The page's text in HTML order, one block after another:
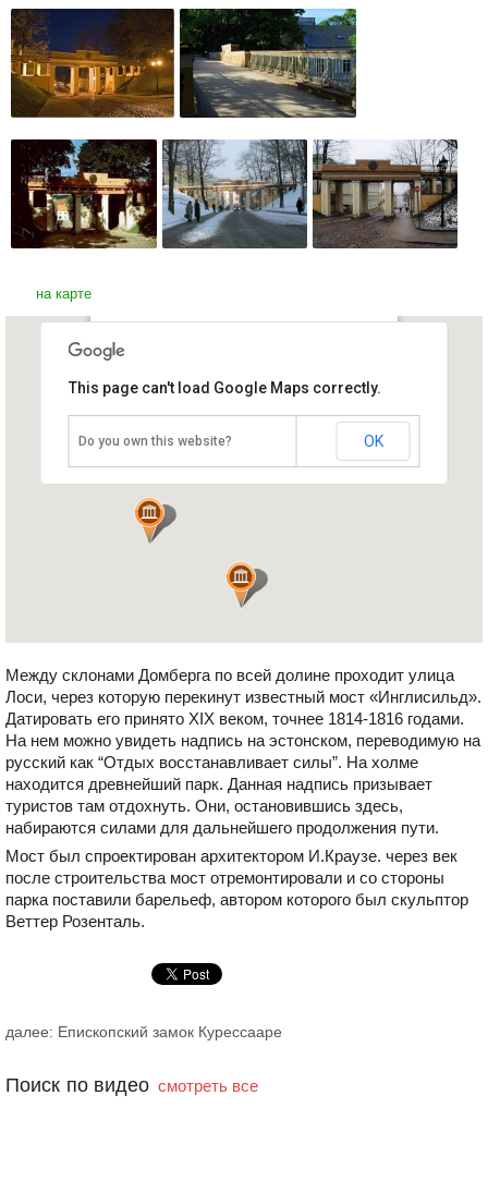
на карте
Эстония, Тарту
This page can't load Google Maps correctly.
Do you own this website? OK
Между склонами Домберга по всей долине проходит улица
Лоси, через которую перекинут известный мост «Инглисильд».
Датировать его принято XIX веком, точнее 1814-1816 годами.
На нем можно увидеть надпись на эстонском, переводимую на
русский как “Отдых восстанавливает силы”. На холме
находится древнейший парк. Данная надпись призывает
туристов там отдохнуть. Они, остановившись здесь,
набираются силами для дальнейшего продолжения пути.
Мост был спроектирован архитектором И.Краузе. через век
после строительства мост отремонтировали и со стороны
парка поставили барельеф, автором которого был скульптор
Веттер Розенталь.
далее: Епископский замок Курессааре
Поиск по видео смотреть все